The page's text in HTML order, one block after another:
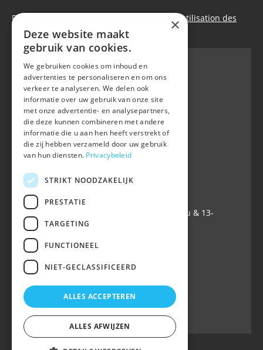
Déclaration de confidentialité
Politique d’utilisation des
cookies
BWP
Waversebaan 99
B-3050 OUD-HEVERLEE
+32 (0) 16 47 99 80
+32 (0) 16 47 99 85
info@belgian-warmblood.com
TVA BE 0410.346.424
IBAN BE40 7364 0368 4863
Ouvert tous les jours ouvrables: 9u-12u & 13-
16u
Suivez-nous sur
×
Deze website maakt
gebruik van cookies.
We gebruiken cookies om inhoud en
advertenties te personaliseren en om ons
verkeer te analyseren. We delen ook
informatie over uw gebruik van onze site
met onze advertentie- en analysepartners,
die deze kunnen combineren met andere
informatie die u aan hen heeft verstrekt of
die zij hebben verzameld door uw gebruik
van hun diensten. Privacybeleid
STRIKT NOODZAKELIJK
PRESTATIE
TARGETING
FUNCTIONEEL
NIET-GECLASSIFICEERD
ALLES ACCEPTEREN
ALLES AFWIJZEN